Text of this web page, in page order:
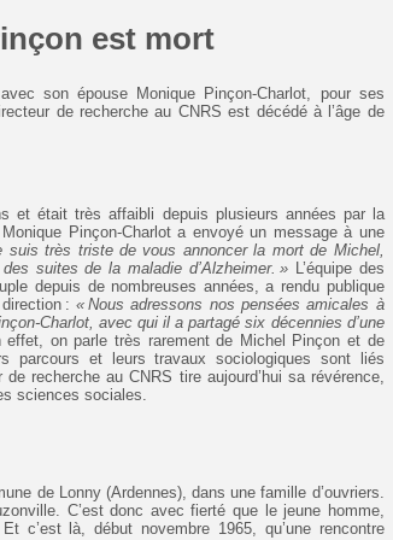
est mort
son épouse Monique Pinçon-Charlot, pour ses
de recherche au CNRS est décédé à l’âge de
et était très affaibli depuis plusieurs années par la
Pinçon-Charlot a envoyé un message à une
suis très triste de vous annoncer la mort de Michel,
suites de la maladie d’Alzheimer. » L’équipe des
depuis de nombreuses années, a rendu publique
: « Nous adressons nos pensées amicales à
Charlot, avec qui il a partagé six décennies d’une
effet, on parle très rarement de Michel Pinçon et de
parcours et leurs travaux sociologiques sont liés
recherche au CNRS tire aujourd’hui sa révérence,
sciences sociales.
de Lonny (Ardennes), dans une famille d’ouvriers.
C’est donc avec fierté que le jeune homme,
c’est là, début novembre 1965, qu’une rencontre